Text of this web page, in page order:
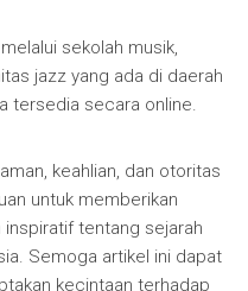
sekolah musik,
jazz yang ada di daerah
tersedia secara online.
keahlian, dan otoritas
untuk memberikan
tentang sejarah
Semoga artikel ini dapat
kecintaan terhadap